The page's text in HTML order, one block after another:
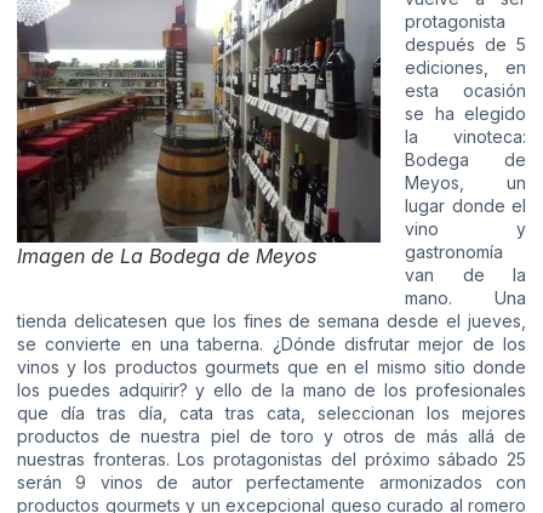
Imagen de La Bodega de Meyos
protagonista
después de 5
ediciones, en
esta ocasión
se ha elegido
la vinoteca:
Bodega de
Meyos, un
lugar donde el
vino y
gastronomía
van de la
mano. Una
tienda delicatesen que los fines de semana desde el jueves,
se convierte en una taberna. ¿Dónde disfrutar mejor de los
vinos y los productos gourmets que en el mismo sitio donde
los puedes adquirir? y ello de la mano de los profesionales
que día tras día, cata tras cata, seleccionan los mejores
productos de nuestra piel de toro y otros de más allá de
nuestras fronteras. Los protagonistas del próximo sábado 25
serán 9 vinos de autor perfectamente armonizados con
productos gourmets y un excepcional queso curado al romero